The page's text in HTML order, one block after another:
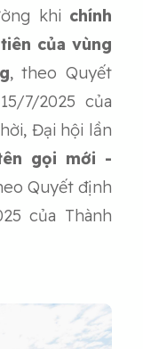
khi chính
của vùng
, theo Quyết
7/2025 của
Đại hội lần
gọi mới -
Quyết định
của Thành